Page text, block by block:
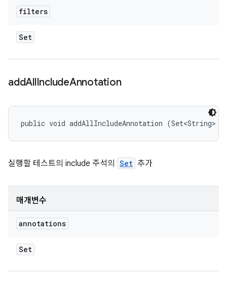
filters
Set
addAllIncludeAnnotation
public void addAllIncludeAnnotation (Set<String>
실행할 테스트의 include 주석의 Set 추가
매개변수
annotations
Set